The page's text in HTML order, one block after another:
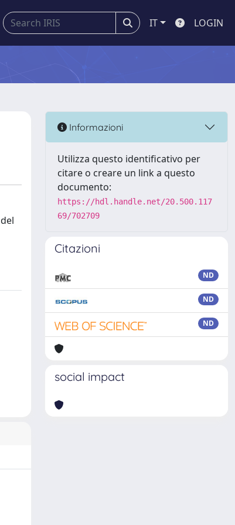
IT LOGIN
Informazioni
Utilizza questo identificativo per
citare o creare un link a questo
documento:
https://hdl.handle.net/20.500.117
69/702709
Citazioni
ND
ND
ND
social impact